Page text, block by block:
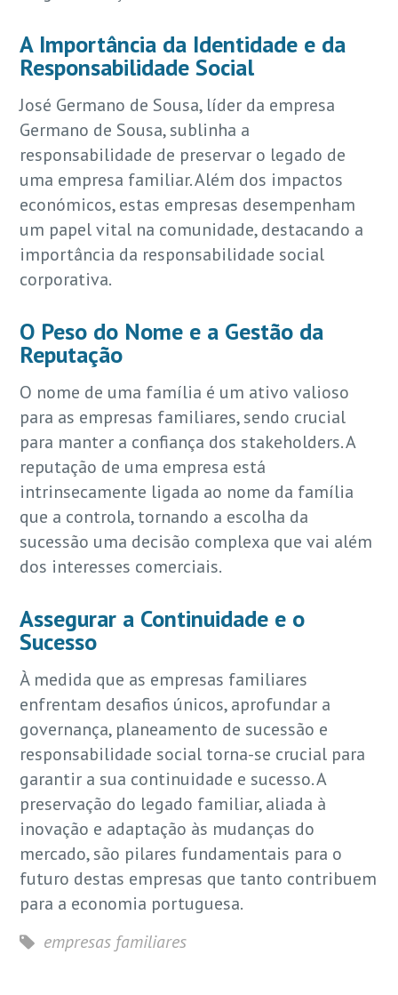
A Importância da Identidade e da
Responsabilidade Social
José Germano de Sousa, líder da empresa
Germano de Sousa, sublinha a
responsabilidade de preservar o legado de
uma empresa familiar. Além dos impactos
económicos, estas empresas desempenham
um papel vital na comunidade, destacando a
importância da responsabilidade social
corporativa.
O Peso do Nome e a Gestão da
Reputação
O nome de uma família é um ativo valioso
para as empresas familiares, sendo crucial
para manter a confiança dos stakeholders. A
reputação de uma empresa está
intrinsecamente ligada ao nome da família
que a controla, tornando a escolha da
sucessão uma decisão complexa que vai além
dos interesses comerciais.
Assegurar a Continuidade e o
Sucesso
À medida que as empresas familiares
enfrentam desafios únicos, aprofundar a
governança, planeamento de sucessão e
responsabilidade social torna-se crucial para
garantir a sua continuidade e sucesso. A
preservação do legado familiar, aliada à
inovação e adaptação às mudanças do
mercado, são pilares fundamentais para o
futuro destas empresas que tanto contribuem
para a economia portuguesa.
empresas familiares